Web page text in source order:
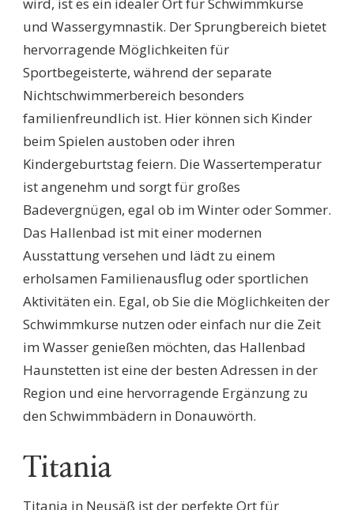
und Wassergymnastik. Der Sprungbereich bietet
hervorragende Möglichkeiten für
Sportbegeisterte, während der separate
Nichtschwimmerbereich besonders
familienfreundlich ist. Hier können sich Kinder
beim Spielen austoben oder ihren
Kindergeburtstag feiern. Die Wassertemperatur
ist angenehm und sorgt für großes
Badevergnügen, egal ob im Winter oder Sommer.
Das Hallenbad ist mit einer modernen
Ausstattung versehen und lädt zu einem
erholsamen Familienausflug oder sportlichen
Aktivitäten ein. Egal, ob Sie die Möglichkeiten der
Schwimmkurse nutzen oder einfach nur die Zeit
im Wasser genießen möchten, das Hallenbad
Haunstetten ist eine der besten Adressen in der
Region und eine hervorragende Ergänzung zu
den Schwimmbädern in Donauwörth.
Titania
Titania in Neusäß ist der perfekte Ort für